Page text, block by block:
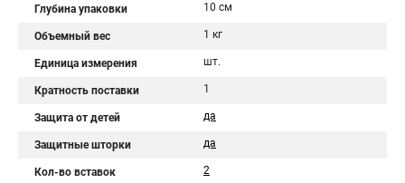
Глубина упаковки 10 см
Объемный вес 1 кг
Единица измерения шт.
Кратность поставки 1
Защита от детей да
Защитные шторки да
Кол-во вставок 2